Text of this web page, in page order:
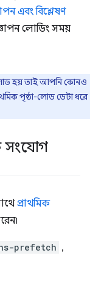
এবং বিশ্লেষণ
লোডিং সময়
লোড হয় তাই আপনি কোনও
পৃষ্ঠা-লোড ডেটা ধরে
সংযোগ
প্রাথমিক
prefetch ,